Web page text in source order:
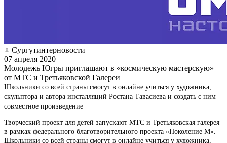
Сургутинтерновости
07 апреля 2020
Молодежь Югры приглашают в «космическую мастерскую»
от МТС и Третьяковской Галереи
Школьники со всей страны смогут в онлайне учиться у художника,
скульптора и автора инсталляций Ростана Тавасиева и создать с ним
совместное произведение
Творческий проект для детей запускают МТС и Третьяковская галерея
в рамках федерального благотворительного проекта «Поколение М».
Школьники со всей страны смогут в онлайне учиться у художника,